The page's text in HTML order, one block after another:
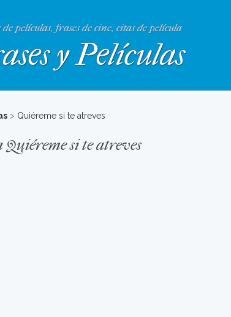
de películas, frases de cine, citas de película
y Películas
> Quiéreme si te atreves
Quiéreme si te atreves